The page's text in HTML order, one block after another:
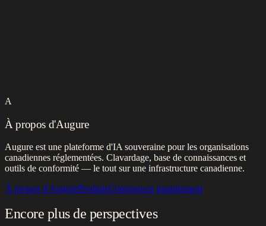
A
À propos d'Augure
Augure est une plateforme d'IA souveraine pour les organisations
canadiennes réglementées. Clavardage, base de connaissances et
outils de conformité — le tout sur une infrastructure canadienne.
À propos d'AugureProduitsCommencer gratuitement
Encore plus de perspectives